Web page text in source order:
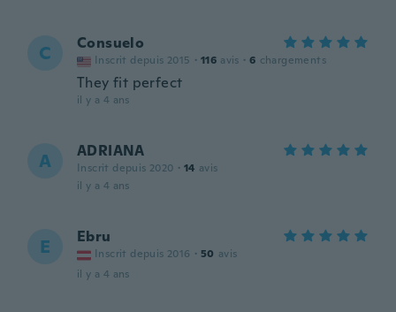
C Consuelo
Inscrit depuis 2015 · 116 avis · 6 chargements
They fit perfect
il y a 4 ans
A ADRIANA
Inscrit depuis 2020 · 14 avis
il y a 4 ans
E Ebru
Inscrit depuis 2016 · 50 avis
il y a 4 ans